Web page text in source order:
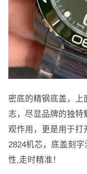
密底的精钢底盖，上
志，尽显品牌的独特
观作用，更是用于打
2824机芯，底盖刻
性,走时精准！